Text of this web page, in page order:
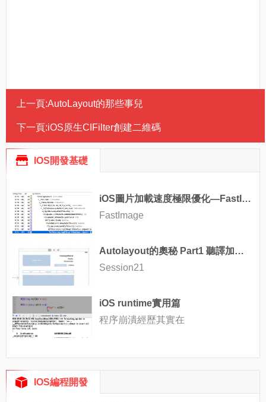
上一頁:AutoLayout的那些事兒
下一頁:iOS原生CIFilter創建二維碼
IOS開發基礎
iOS圖片加載速度極限優化—FastImageCache解析
FastImage
Autolayout的奧秘 Part1 聽譯加講解第一篇
Session21
iOS runtime實用篇
程序崩潰經歷其實在
IOS編程開發